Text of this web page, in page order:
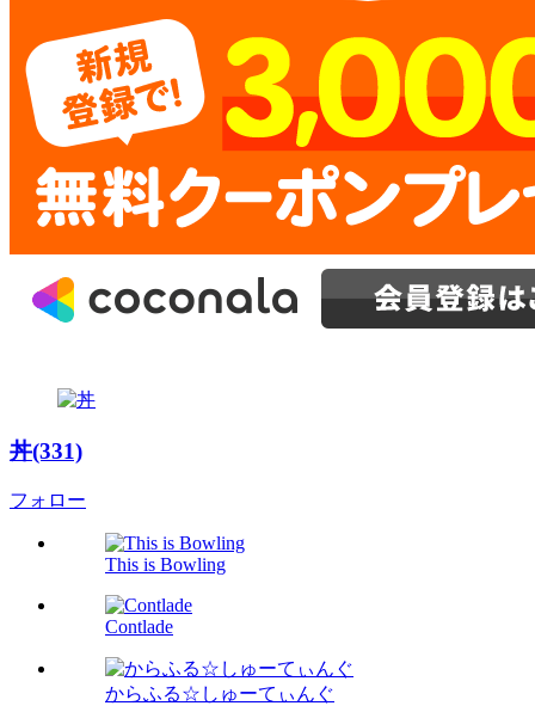
丼(331)
フォロー
This is Bowling
Contlade
からふる☆しゅーてぃんぐ